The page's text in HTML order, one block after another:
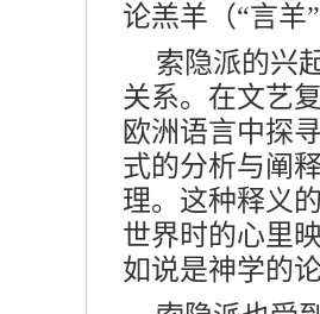
论羔羊（“言羊
索隐派的兴
关系。在文艺
欧洲语言中探
式的分析与阐
理。这种释义
世界时的心里
如说是神学的